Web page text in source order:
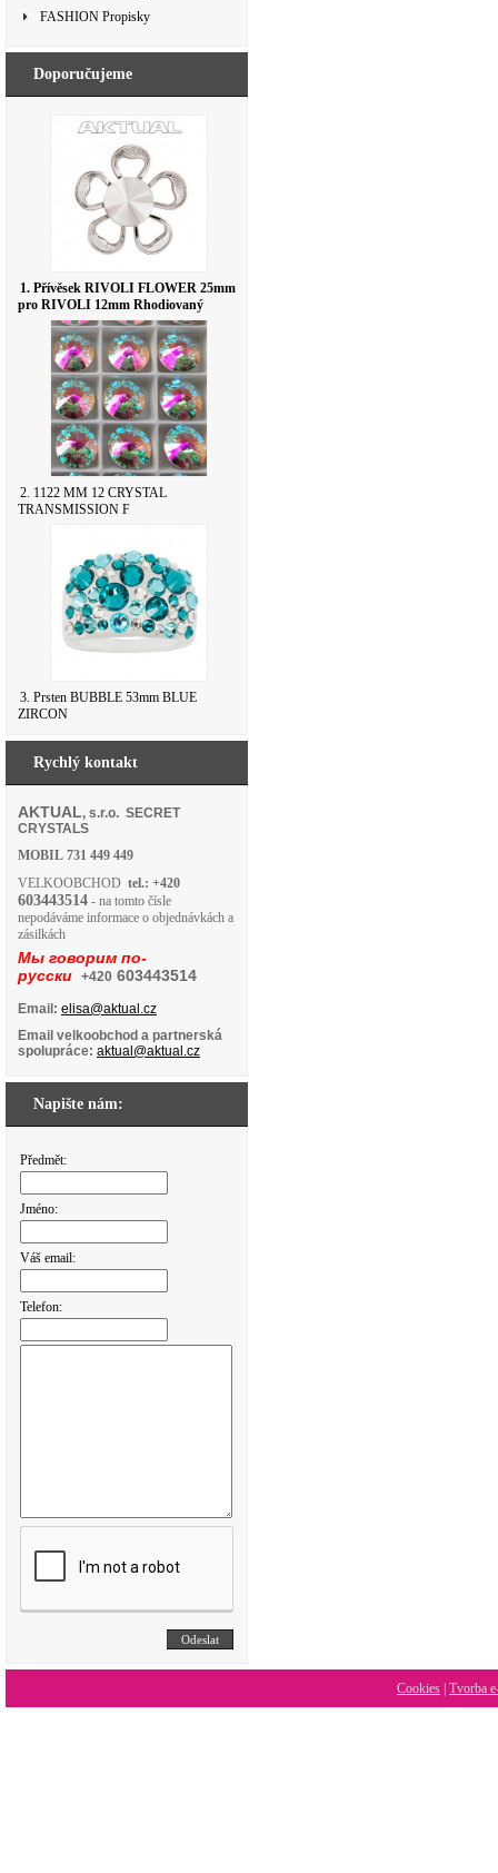
FASHION Propisky
Doporučujeme
1. Přívěsek RIVOLI FLOWER 25mm
pro RIVOLI 12mm Rhodiovaný
2. 1122 MM 12 CRYSTAL
TRANSMISSION F
3. Prsten BUBBLE 53mm BLUE
ZIRCON
Rychlý kontakt
AKTUAL, s.r.o. SECRET
CRYSTALS
MOBIL 731 449 449
VELKOOBCHOD tel.: +420
603443514 - na tomto čísle
nepodáváme informace o objednávkách a
zásilkách
Мы говорим по-
русски +420 603443514
Email: elisa@aktual.cz
Email velkoobchod a partnerská
spolupráce: aktual@aktual.cz
Napište nám:
Předmět:
Jméno:
Váš email:
Telefon:
Cookies Tvorba